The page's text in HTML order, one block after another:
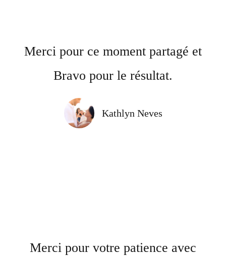
Merci pour ce moment partagé et
Bravo pour le résultat.
Kathlyn Neves
Merci pour votre patience avec